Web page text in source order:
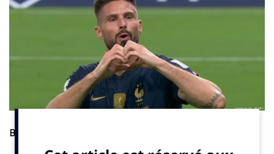
Business
Angeles en MLS (Major League Soccer), Olivier Giroud pense à